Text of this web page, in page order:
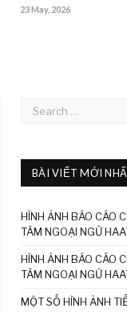
23 May, 2026
BÀI VIẾT MỚI
HÌNH ẢNH BÁO CÁO
TÂM NGOẠI NGỮ
HÌNH ẢNH BÁO CÁO
TÂM NGOẠI NGỮ
MỘT SỐ HÌNH ẢNH